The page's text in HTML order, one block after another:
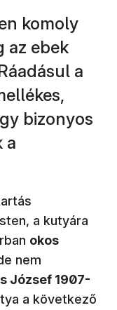
komoly
az ebek
a
bizonyos
a
a kutyára
okos
nem
József 1907-
a következő